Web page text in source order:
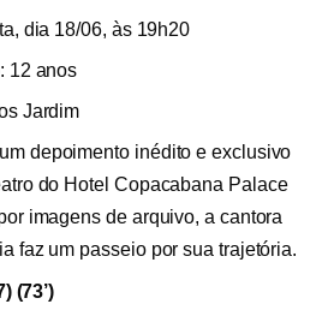
dia 18/06, às 19h20
12 anos
Jardim
depoimento inédito e exclusivo
do Hotel Copacabana Palace
imagens de arquivo, a cantora
faz um passeio por sua trajetória.
(73’)